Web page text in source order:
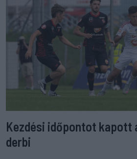
Kezdési időpontot kapott
derbi